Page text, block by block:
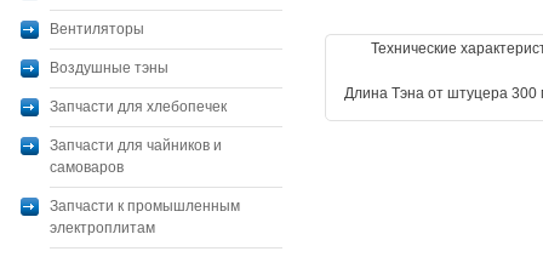
Вентиляторы
Воздушные тэны
Запчасти для хлебопечек
Запчасти для чайников и
самоваров
Запчасти к промышленным
электроплитам
Технические
Длина Тэна от штуцера 300